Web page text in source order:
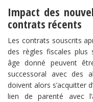
​Impact des
contrats récents​
Les contrats souscrits
des règles fiscales plus
âge donné peuvent
successoral avec des
doivent alors s’acquitter
lien de parenté avec